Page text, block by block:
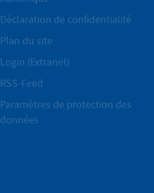
Déclaration de confidentialité
Plan du site
Login (Extranet)
RSS-Feed
Paramètres de protection des
données